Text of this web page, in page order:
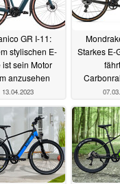
GR I-11:
stylischen E-
ist sein Motor
anzusehen
13.04.2023
Starkes E-